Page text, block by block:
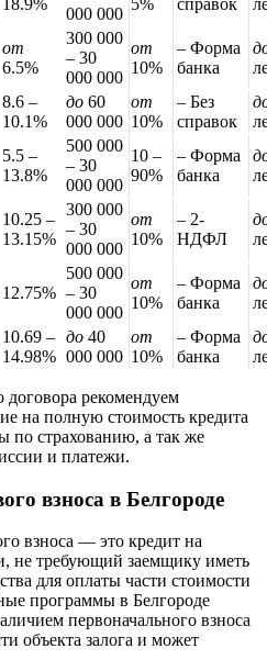
18.9%
000 000
5% справок
от
6.5%
300 000
– 30
000 000
от
10%
– Форма
банка
8.6 –
10.1%
до 60
000 000
от
10%
– Без
справок
5.5 –
13.8%
500 000
– 30
000 000
10 –
90%
– Форма
банка
10.25 –
13.15%
300 000
– 30
000 000
от
10%
– 2-
НДФЛ
12.75%
500 000
– 30
000 000
от
10%
– Форма
банка
10.69 –
14.98%
до 40
000 000
от
10%
– Форма
банка
рекомендуем
на полную стоимость кредита
страхованию, а так же
и платежи.
взноса в Белгороде
взноса — это кредит на
не требующий заемщику иметь
для оплаты части стоимости
программы в Белгороде
первоначального взноса
объекта залога и может